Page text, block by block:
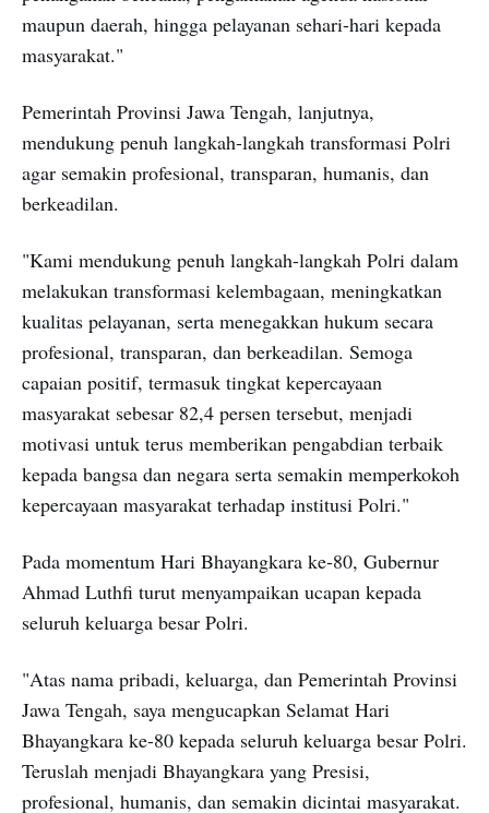
maupun daerah, hingga pelayanan sehari-hari kepada
masyarakat."
Pemerintah Provinsi Jawa Tengah, lanjutnya,
mendukung penuh langkah-langkah transformasi Polri
agar semakin profesional, transparan, humanis, dan
berkeadilan.
"Kami mendukung penuh langkah-langkah Polri dalam
melakukan transformasi kelembagaan, meningkatkan
kualitas pelayanan, serta menegakkan hukum secara
profesional, transparan, dan berkeadilan. Semoga
capaian positif, termasuk tingkat kepercayaan
masyarakat sebesar 82,4 persen tersebut, menjadi
motivasi untuk terus memberikan pengabdian terbaik
kepada bangsa dan negara serta semakin memperkokoh
kepercayaan masyarakat terhadap institusi Polri."
Pada momentum Hari Bhayangkara ke-80, Gubernur
Ahmad Luthfi turut menyampaikan ucapan kepada
seluruh keluarga besar Polri.
"Atas nama pribadi, keluarga, dan Pemerintah Provinsi
Jawa Tengah, saya mengucapkan Selamat Hari
Bhayangkara ke-80 kepada seluruh keluarga besar Polri.
Teruslah menjadi Bhayangkara yang Presisi,
profesional, humanis, dan semakin dicintai masyarakat.